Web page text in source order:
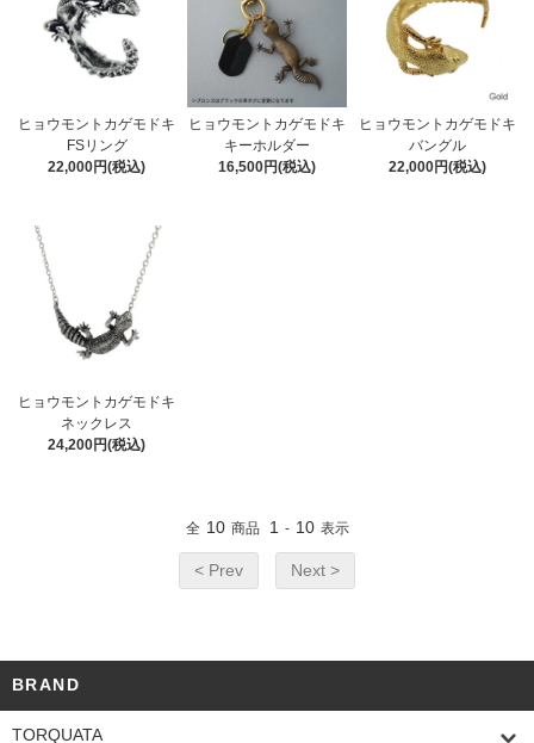
ヒョウモントカゲモドキ
FSリング
22,000円(税込)
ヒョウモントカゲモドキ
キーホルダー
16,500円(税込)
ヒョウモントカゲモドキ
バングル
22,000円(税込)
ヒョウモントカゲモドキ
ネックレス
24,200円(税込)
全 10 商品 1 - 10 表示
< Prev Next >
BRAND
TORQUATA